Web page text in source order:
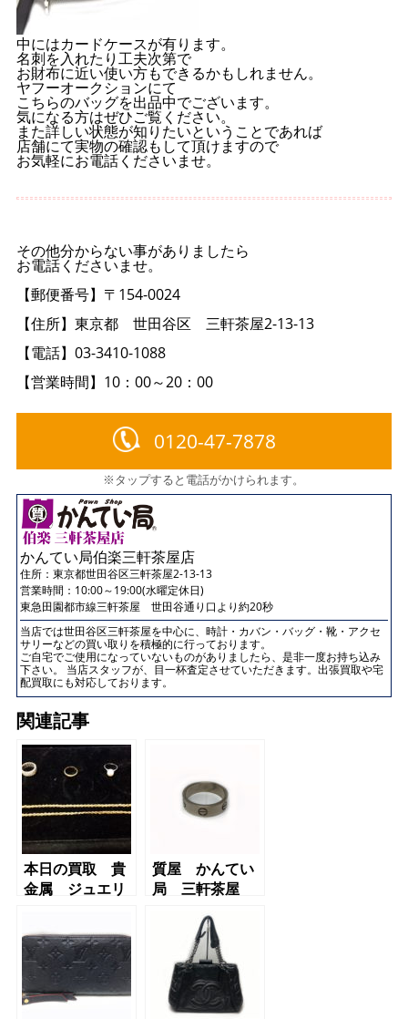
中にはカードケースが有ります。
名刺を入れたり工夫次第で
お財布に近い使い方もできるかもしれません。
ヤフーオークションにて
こちらのバッグを出品中でございます。
気になる方はぜひご覧ください。
また詳しい状態が知りたいということであれば
店舗にて実物の確認もして頂けますので
お気軽にお電話くださいませ。
その他分からない事がありましたら
お電話くださいませ。
【郵便番号】〒154-0024
【住所】東京都 世田谷区 三軒茶屋2-13-13
【電話】03-3410-1088
【営業時間】10：00～20：00
0120-47-7878
※タップすると電話がかけられます。
かんてい局伯楽三軒茶屋店
住所： 東京都世田谷区三軒茶屋2-13-13
営業時間：10:00～19:00(水曜定休日)
東急田園都市線三軒茶屋 世田谷通り口より約20秒
当店では世田谷区三軒茶屋を中心に、時計・カバン・バッグ・靴・アクセ
サリーなどの買い取りを積極的に行っております。
ご自宅でご使用になっていないものがありましたら、是非一度お持ち込み
下さい。 当店スタッフが、目一杯査定させていただきます。出張買取や宅
配買取にも対応しております。
関連記事
本日の買取 貴
金属 ジュエリ
屋 かんてい局
三軒茶屋店
質屋 かんてい
局 三軒茶屋
ルティエ）ラブ
リング
K18WG 750刻